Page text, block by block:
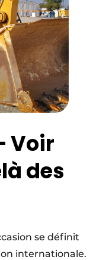
Voir
des
se définit
internationale.